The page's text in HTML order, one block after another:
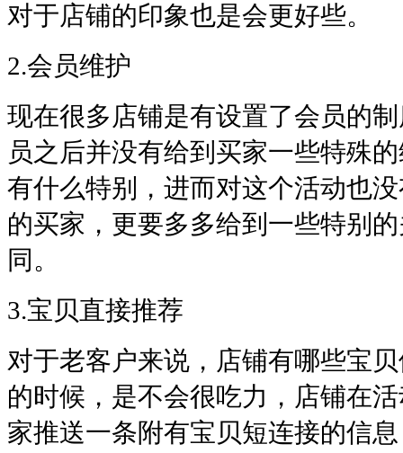
对于店铺的印象也是会更好些。
2.会员维护
现在很多店铺是有设置了会员的
员之后并没有给到买家一些特殊
有什么特别，进而对这个活动也
的买家，更要多多给到一些特别
同。
3.宝贝直接推荐
对于老客户来说，店铺有哪些宝
的时候，是不会很吃力，店铺在
家推送一条附有宝贝短连接的信